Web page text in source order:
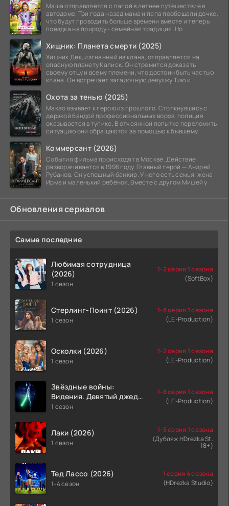
Маша отправляется с папой в летнее путешествие в
автодоме. Три года назад мама и папа пообещали дочке,
что будут проводить больше времени вместе и теперь
поездка на природу - семейная традиция. Но
Хищник: Планета смерти (2025)
Хищник Дек, изгнанный из клана, отправляется на
опасную планету Калиск. Он стремится доказать
своему отцу и всему племени, что достоин быть частью
клана. Он встречает загадочную девушку Тию и
Охота за тенью (2025)
Макао взывает к герою из прошлого. Столкнувшись с
дерзкой бандой профессиональных воров, полиция
оказывается в тупике. В отчаянной попытке переломить
ситуацию они обращаются за помощью к бывшему
Коммерсант (2026)
События фильма происходят в Москве. Действие
разворачивается в 1996 году. Главный герой — Андрей
Рубанов. Он успешный банкир. У него есть семья: жена
Ирма и маленький ребёнок. Вместе с другом Мишей у
Обновления сериалов
Самые последние
Любимая сотрудница
(2026)
1 сезон
1-2 серия 1 сезона
(SoftBox)
Стерлинг-Поинт (2026)
1 сезон
1-8 серия 1 сезона
(LE-Production)
Осколки (2026)
1 сезон
1-2 серия 1 сезона
(LE-Production)
Звёздные войны:
Видения. Девятый джедай
(2026)
1 сезон
1-8 серия 1 сезона
(LE-Production)
Лаки (2026)
1 сезон
1-5 серия 1 сезона
(Дубляж HDrezka St.
18+)
Тед Лассо (2026)
1-4 сезон
1 серия 4 сезона
(HDrezka Studio)